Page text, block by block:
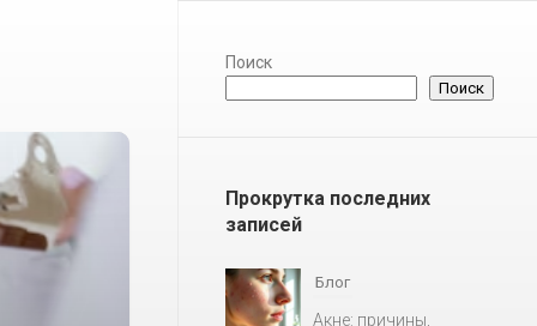
Поиск
Поиск
Прокрутка последних
записей
Блог
Акне: причины,